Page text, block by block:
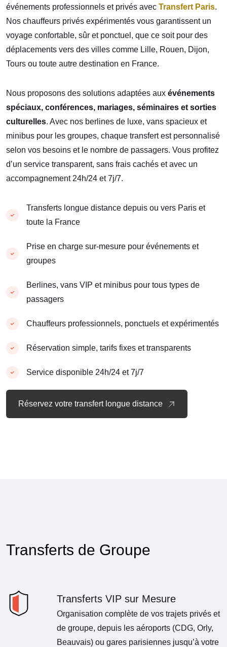
événements professionnels et privés avec Transfert Paris.
Nos chauffeurs privés expérimentés vous garantissent un
voyage confortable, sûr et ponctuel, que ce soit pour des
déplacements vers des villes comme Lille, Rouen, Dijon,
Tours ou toute autre destination en France.
Nous proposons des solutions adaptées aux événements
spéciaux, conférences, mariages, séminaires et sorties
culturelles. Avec nos berlines de luxe, vans spacieux et
minibus pour les groupes, chaque transfert est personnalisé
selon vos besoins et le nombre de passagers. Vous profitez
d’un service transparent, sans frais cachés et avec un
accompagnement 24h/24 et 7j/7.
Transferts longue distance depuis ou vers Paris et
toute la France
Prise en charge sur-mesure pour événements et
groupes
Berlines, vans VIP et minibus pour tous types de
passagers
Chauffeurs professionnels, ponctuels et expérimentés
Réservation simple, tarifs fixes et transparents
Service disponible 24h/24 et 7j/7
Réservez votre transfert longue distance
Transferts de Groupe
Transferts VIP sur Mesure
Organisation complète de vos trajets privés et
de groupe, depuis les aéroports (CDG, Orly,
Beauvais) ou gares parisiennes jusqu’à votre